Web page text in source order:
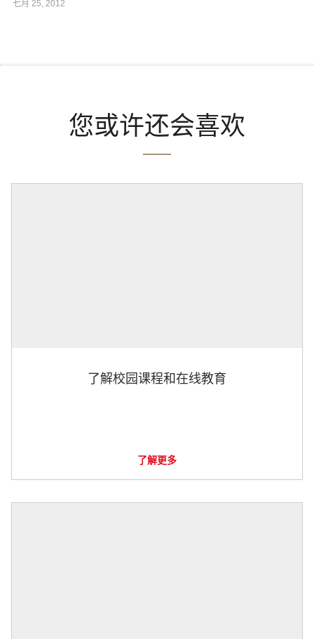
七月 25, 2012
您或许还会喜欢
了解校园课程和在线教育
了解更多